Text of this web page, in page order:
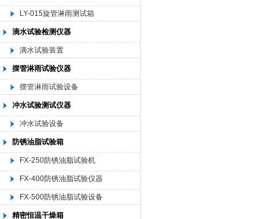
LY-015旋管淋雨测试箱
滴水试验检测仪器
滴水试验装置
摆管淋雨试验仪器
摆管淋雨试验设备
冲水试验测试仪器
冲水试验设备
防锈油脂试验箱
FX-250防锈油脂试验机
FX-400防锈油脂试验仪器
FX-500防锈油脂试验设备
精密恒温干燥箱